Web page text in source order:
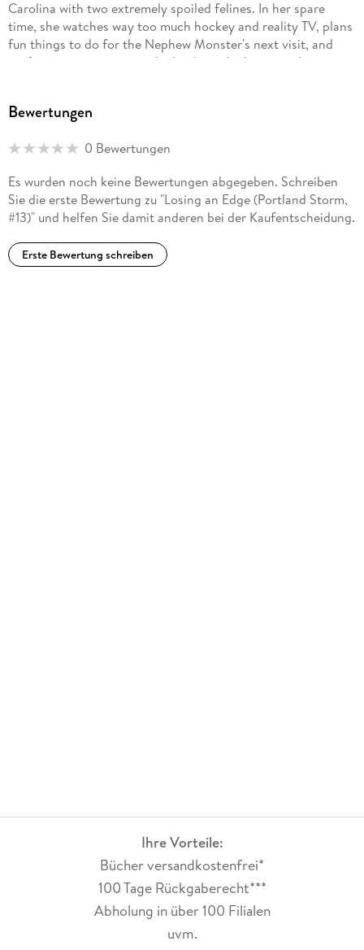
Carolina with two extremely spoiled felines. In her spare
time, she watches way too much hockey and reality TV, plans
fun things to do for the Nephew Monster's next visit, and
performs experiments in the kitchen which are rarely toxic.
short story called ICE BREAKER, available only to newsletter
Bewertungen
0 Bewertungen
Es wurden noch keine Bewertungen abgegeben. Schreiben
Sie die erste Bewertung zu "Losing an Edge (Portland Storm,
#13)" und helfen Sie damit anderen bei der Kaufentscheidung.
Erste Bewertung schreiben
Ihre Vorteile:
Bücher versandkostenfrei*
100 Tage Rückgaberecht***
Abholung in über 100 Filialen
uvm.